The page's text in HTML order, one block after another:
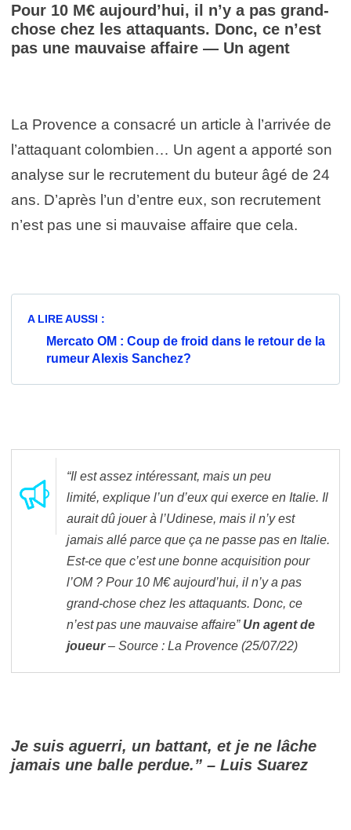
Pour 10 M€ aujourd’hui, il n’y a pas grand-
chose chez les attaquants. Donc, ce n’est
pas une mauvaise affaire — Un agent
La Provence a consacré un article à l’arrivée de
l’attaquant colombien… Un agent a apporté son
analyse sur le recrutement du buteur âgé de 24
ans. D’après l’un d’entre eux, son recrutement
n’est pas une si mauvaise affaire que cela.
A LIRE AUSSI :
Mercato OM : Coup de froid dans le retour de la
rumeur Alexis Sanchez?
“Il est assez intéressant, mais un peu
limité, explique l’un d’eux qui exerce en Italie. Il
aurait dû jouer à l’Udinese, mais il n’y est
jamais allé parce que ça ne passe pas en Italie.
Est-ce que c’est une bonne acquisition pour
l’OM ? Pour 10 M€ aujourd’hui, il n’y a pas
grand-chose chez les attaquants. Donc, ce
n’est pas une mauvaise affaire” Un agent de
joueur– Source : La Provence (25/07/22)
Je suis aguerri, un battant, et je ne lâche
jamais une balle perdue.” – Luis Suarez